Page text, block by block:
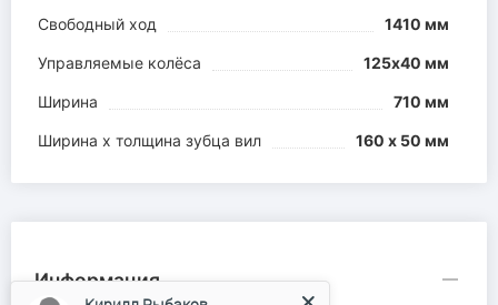
Свободный ход 1410 мм
Управляемые колёса 125х40 мм
Ширина 710 мм
Ширина х толщина зубца вил 160 х 50 мм
Информация